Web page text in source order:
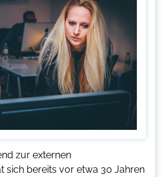
zur externen
sich bereits vor etwa 30 Jahren